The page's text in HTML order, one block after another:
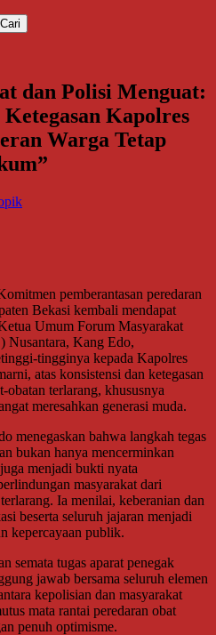
dan Polisi Menguat:
Kapolres
Warga Tetap
pemberantasan peredaran
Bekasi kembali mendapat
Umum Forum Masyarakat
Nusantara, Kang Edo,
tingginya kepada Kapolres
atas konsistensi dan ketegasan
obatan terlarang, khususnya
meresahkan generasi muda.
menegaskan bahwa langkah tegas
bukan hanya mencerminkan
menjadi bukti nyata
masyarakat dari
Ia menilai, keberanian dan
beserta seluruh jajaran menjadi
kepercayaan publik.
semata tugas aparat penegak
jawab bersama seluruh elemen
kepolisian dan masyarakat
mata rantai peredaran obat
penuh optimisme.